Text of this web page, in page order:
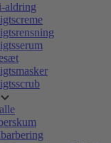
aldring